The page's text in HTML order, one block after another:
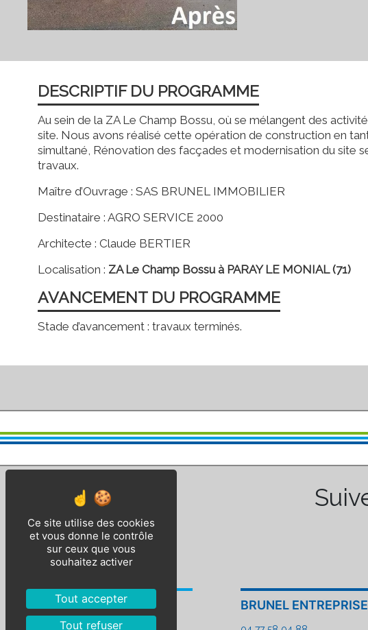
DESCRIPTIF DU PROGRAMME
Au sein de la ZA Le Champ Bossu, où se mélangent des
site. Nous avons réalisé cette opération de construction en
simultané, Rénovation des facçades et modernisation du site
travaux.
Maître d’Ouvrage : SAS BRUNEL IMMOBILIER
Destinataire : AGRO SERVICE 2000
Architecte : Claude BERTIER
Localisation : ZA Le Champ Bossu à PARAY LE MONIAL (71)
AVANCEMENT DU PROGRAMME
Stade d’avancement : travaux terminés.
BEVAC BRUNEL ENTREPRISE
Ce site utilise des cookies
et vous donne le contrôle
sur ceux que vous
souhaitez activer
Tout accepter
Tout refuser